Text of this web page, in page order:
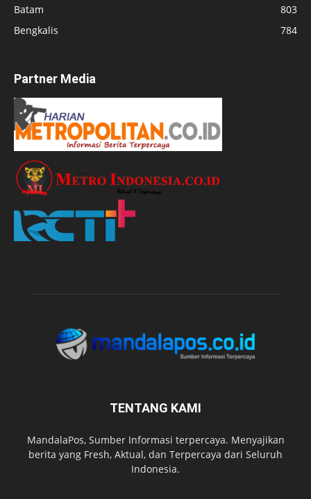
Batam
803
Bengkalis
784
Partner Media
TENTANG KAMI
MandalaPos, Sumber Informasi terpercaya. Menyajikan
berita yang Fresh, Aktual, dan Terpercaya dari Seluruh
Indonesia.